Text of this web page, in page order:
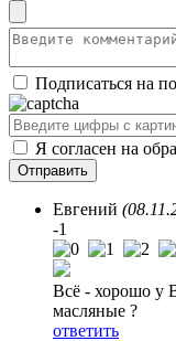
Подписаться на
Я согласен на
Евгений
-1
Всё - хорошо у
масляные ?
ответить